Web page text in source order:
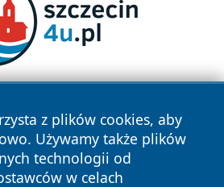
z plików cookies, aby
Używamy także plików
technologii od
w celach